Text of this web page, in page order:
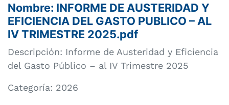
Nombre: INFORME DE AUSTERIDAD Y
EFICIENCIA DEL GASTO PUBLICO – AL
IV TRIMESTRE 2025.pdf
Descripción: Informe de Austeridad y Eficiencia
del Gasto Público – al IV Trimestre 2025
Categoría: 2026